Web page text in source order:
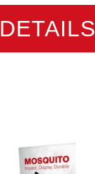
DETAILS